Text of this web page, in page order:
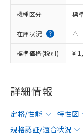
機種区分 標
在庫状況 △
標準価格(税別) ¥
詳細情報
定格/性能 特性図
規格認証/適合状況